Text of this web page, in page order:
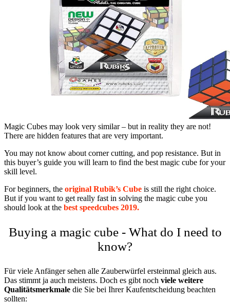
Magic Cubes may look very similar – but in reality they are not!
There are hidden features that are very important.
You may not know about corner cutting, and pop resistance. But in
this buyer’s guide you will learn to find the best magic cube for your
skill level.
For beginners, the original Rubik’s Cube is still the right choice.
But if you want to get really fast in solving the magic cube you
should look at the best speedcubes 2019.
Buying a magic cube - What do I need to
know?
Für viele Anfänger sehen alle Zauberwürfel ersteinmal gleich aus.
Das stimmt ja auch meistens. Doch es gibt noch viele weitere
Qualitätsmerkmale die Sie bei Ihrer Kaufentscheidung beachten
sollten: